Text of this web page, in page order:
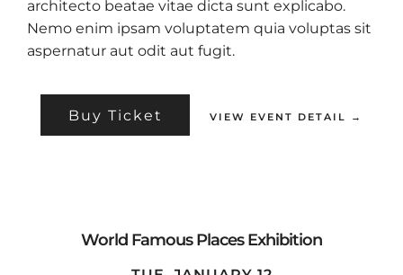
architecto beatae vitae dicta sunt explicabo.
Nemo enim ipsam voluptatem quia voluptas sit
aspernatur aut odit aut fugit.
Buy Ticket VIEW EVENT DETAIL →
World Famous Places Exhibition